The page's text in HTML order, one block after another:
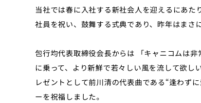
当社では春に入社する新社会人を迎えるにあ
社員を祝い、鼓舞する式典であり、昨年はまさ
包行均代表取締役会長からは 「キャニコムは
に乗って、より新鮮で若々しい風を流して欲
レゼントとして前川清の代表曲である“逢わず
ーを祝福しました。